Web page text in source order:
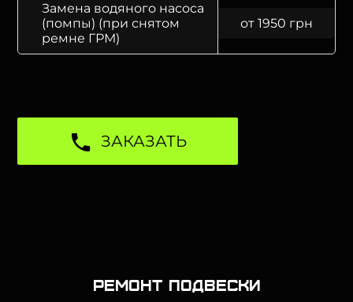
Замена водяного насоса
(помпы) (при снятом
ремне ГРМ)
от 1950 грн
ЗАКАЗАТЬ
Ремонт подвески